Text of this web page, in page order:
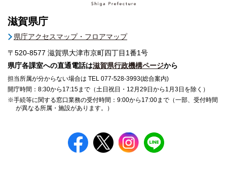
滋賀県庁
県庁アクセスマップ・フロアマップ
〒520-8577 滋賀県大津市京町四丁目1番1号
県庁各課室への直通電話は滋賀県行政機構ページから
担当所属が分からない場合は TEL 077-528-3993(総合案内)
開庁時間：8:30から17:15まで（土日祝日・12月29日から1月3日を除く）
※手続等に関する窓口業務の受付時間：9:00から17:00まで（一部、受付時間
が異なる所属・施設があります。）